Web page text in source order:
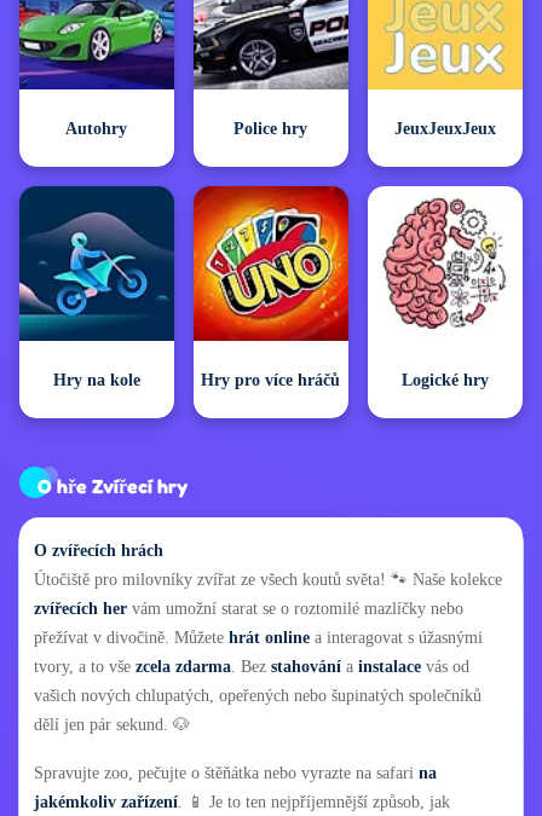
Autohry Police hry JeuxJeuxJeux
Hry na kole Hry pro více hráčů Logické hry
O hře Zvířecí hry
O zvířecích hrách
Útočiště pro milovníky zvířat ze všech koutů světa! 🐾 Naše kolekce
zvířecích her vám umožní starat se o roztomilé mazlíčky nebo
přežívat v divočině. Můžete hrát online a interagovat s úžasnými
tvory, a to vše zcela zdarma . Bez stahování a instalace vás od
vašich nových chlupatých, opeřených nebo šupinatých společníků
dělí jen pár sekund. 🐶
Spravujte zoo, pečujte o štěňátka nebo vyrazte na safari na
jakémkoliv zařízení . 📱 Je to ten nejpříjemnější způsob, jak